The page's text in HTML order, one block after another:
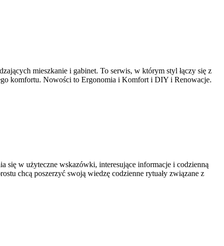
mieszkanie i gabinet. To serwis, w którym styl łączy się z
komfortu. Nowości to Ergonomia i Komfort i DIY i Renowacje.
się w użyteczne wskazówki, interesujące informacje i codzienną
chcą poszerzyć swoją wiedzę codzienne rytuały związane z